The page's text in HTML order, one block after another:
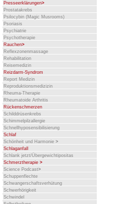
Presseerklärungen>
Prostatakrebs
Psilocybin (Magic Musrooms)
Psoriasis
Psychiatrie
Psychotherapie
Rauchen>
Reflexzonenmassage
Rehabilitation
Reisemedizin
Reizdarm-Syndrom
Report Medizin
Reproduktionsmedizizin
Rheuma-Therapie
Rheumatoide Arthritis
Rückenschmerzen
Schilddrüsenkrebs
Schimmelpilzallergie
Schnellhyposensibilisierung
Schlaf
Schönheit und Harmonie >
Schlaganfall
Schlank jetzt/Übergewichtipositas
Schmerztherapie >
Science Podcast>
Schuppenflechte
Schwangerschaftsverhütung
Schwerhörigkeit
Schwindel